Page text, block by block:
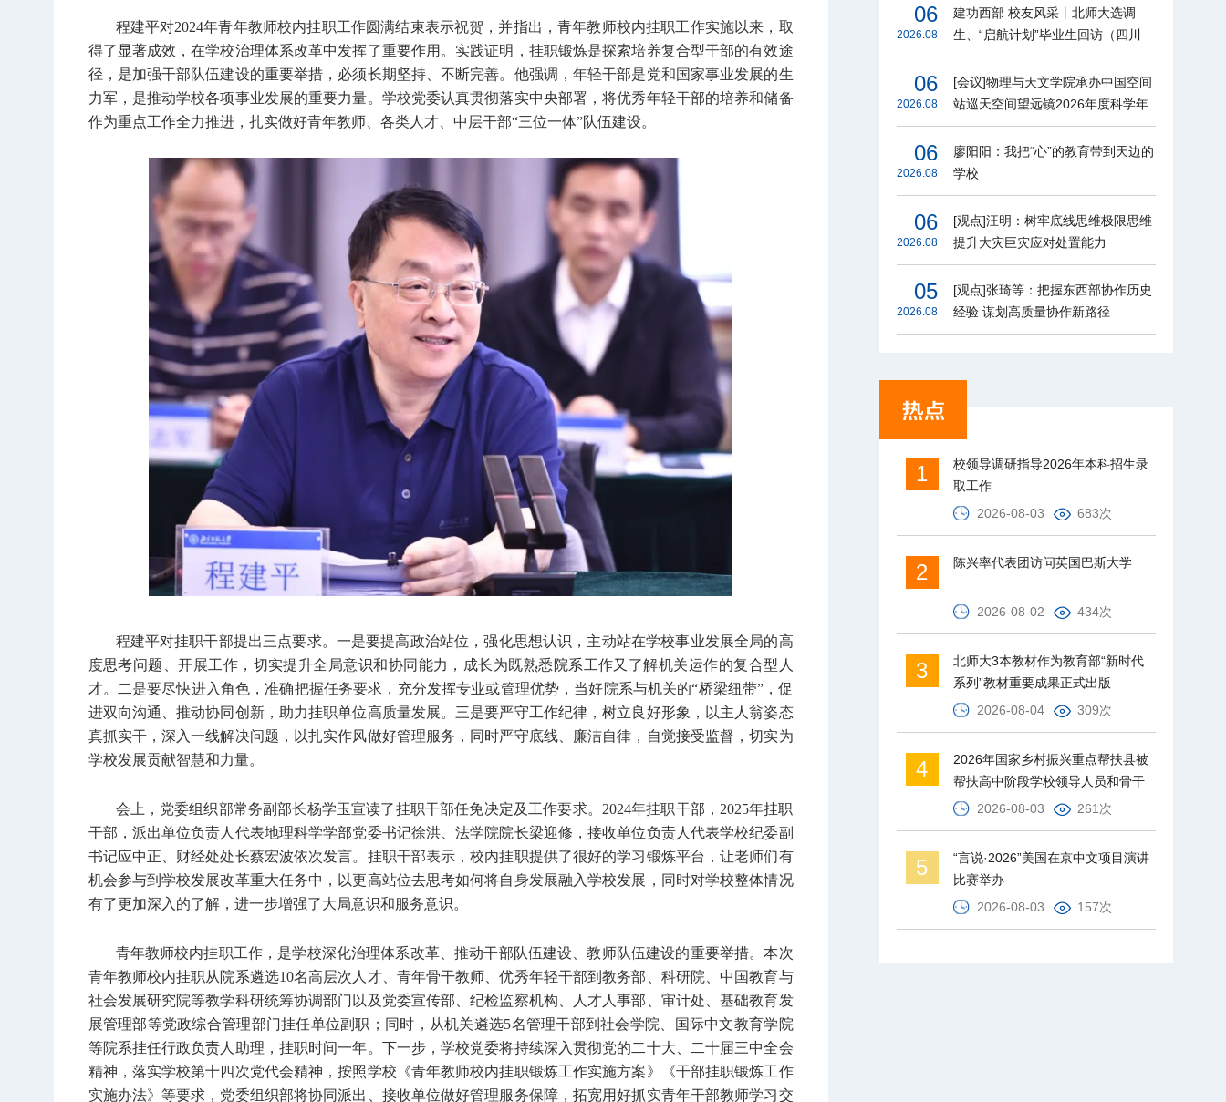
程建平对2024年青年教师校内挂职工作圆满结束表示祝贺，并指出，青年教师校内挂职工作实施以来，取
得了显著成效，在学校治理体系改革中发挥了重要作用。实践证明，挂职锻炼是探索培养复合型干部的有效途
径，是加强干部队伍建设的重要举措，必须长期坚持、不断完善。他强调，年轻干部是党和国家事业发展的生
力军，是推动学校各项事业发展的重要力量。学校党委认真贯彻落实中央部署，将优秀年轻干部的培养和储备
作为重点工作全力推进，扎实做好青年教师、各类人才、中层干部“三位一体”队伍建设。
程建平对挂职干部提出三点要求。一是要提高政治站位，强化思想认识，主动站在学校事业发展全局的高
度思考问题、开展工作，切实提升全局意识和协同能力，成长为既熟悉院系工作又了解机关运作的复合型人
才。二是要尽快进入角色，准确把握任务要求，充分发挥专业或管理优势，当好院系与机关的“桥梁纽带”，促
进双向沟通、推动协同创新，助力挂职单位高质量发展。三是要严守工作纪律，树立良好形象，以主人翁姿态
真抓实干，深入一线解决问题，以扎实作风做好管理服务，同时严守底线、廉洁自律，自觉接受监督，切实为
学校发展贡献智慧和力量。
会上，党委组织部常务副部长杨学玉宣读了挂职干部任免决定及工作要求。2024年挂职干部，2025年挂职
干部，派出单位负责人代表地理科学学部党委书记徐洪、法学院院长梁迎修，接收单位负责人代表学校纪委副
书记应中正、财经处处长蔡宏波依次发言。挂职干部表示，校内挂职提供了很好的学习锻炼平台，让老师们有
机会参与到学校发展改革重大任务中，以更高站位去思考如何将自身发展融入学校发展，同时对学校整体情况
有了更加深入的了解，进一步增强了大局意识和服务意识。
青年教师校内挂职工作，是学校深化治理体系改革、推动干部队伍建设、教师队伍建设的重要举措。本次
青年教师校内挂职从院系遴选10名高层次人才、青年骨干教师、优秀年轻干部到教务部、科研院、中国教育与
社会发展研究院等教学科研统筹协调部门以及党委宣传部、纪检监察机构、人才人事部、审计处、基础教育发
展管理部等党政综合管理部门挂任单位副职；同时，从机关遴选5名管理干部到社会学院、国际中文教育学院
等院系挂任行政负责人助理，挂职时间一年。下一步，学校党委将持续深入贯彻党的二十大、二十届三中全会
精神，落实学校第十四次党代会精神，按照学校《青年教师校内挂职锻炼工作实施方案》《干部挂职锻炼工作
实施办法》等要求，党委组织部将协同派出、接收单位做好管理服务保障，拓宽用好抓实青年干部教师学习交
06
2026.08
建功西部 校友风采丨北师大选调
生、“启航计划”毕业生回访（四川
篇）
06
2026.08
[会议]物理与天文学院承办中国空间
站巡天空间望远镜2026年度科学年
会
06
2026.08
廖阳阳：我把“心”的教育带到天边的
学校
06
2026.08
[观点]汪明：树牢底线思维极限思维
提升大灾巨灾应对处置能力
05
2026.08
[观点]张琦等：把握东西部协作历史
经验 谋划高质量协作新路径
1
校领导调研指导2026年本科招生录
取工作
2026-08-03
683次
2 陈兴率代表团访问英国巴斯大学
2026-08-02 434次
3
北师大3本教材作为教育部“新时代
系列”教材重要成果正式出版
2026-08-04
309次
4
2026年国家乡村振兴重点帮扶县被
帮扶高中阶段学校领导人员和骨干
教师培训班在北京师范大学举办
2026-08-03 261次
5
“言说·2026”美国在京中文项目演讲
比赛举办
2026-08-03
157次